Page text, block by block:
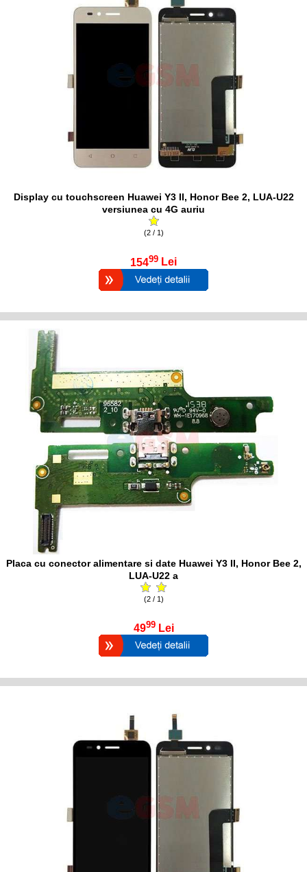
Display cu touchscreen Huawei Y3 II, Honor Bee 2, LUA-U22
versiunea cu 4G auriu
(2 / 1)
15499 Lei
Placa cu conector alimentare si date Huawei Y3 II, Honor Bee 2,
LUA-U22 a
(2 / 1)
4999 Lei